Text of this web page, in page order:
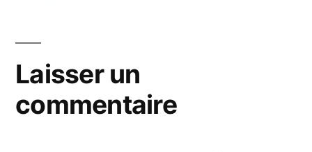
Laisser un
commentaire